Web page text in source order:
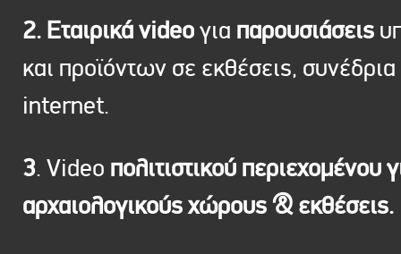
2. Εταιρικά videoγια παρουσιάσεις
και προϊόντων σε εκθέσεις, συνέδρια
internet.
3. Video πολιτιστικού περιεχομένου
αρχαιολογικούς χώρους & εκθέσεις.